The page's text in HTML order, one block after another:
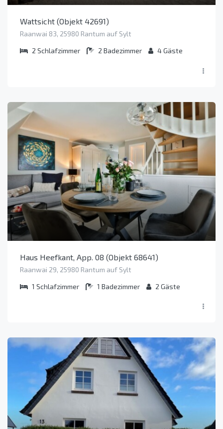
Wattsicht (Objekt 42691)
Raanwai 83, 25980 Rantum auf Sylt
2 Schlafzimmer 2 Badezimmer 4Gäste
Haus Heefkant, App. 08 (Objekt 68641)
Raanwai 29, 25980 Rantum auf Sylt
1 Schlafzimmer 1 Badezimmer 2 Gäste